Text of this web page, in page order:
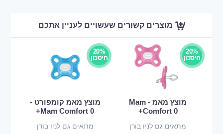
מוצרים קשורים שעשויים לעניין אתכם
20%
חיסכון
מוצץ מאמ - Mam
Comfort 0+
מתאים גם לניו בורן
20%
חיסכון
מוצץ מאמ קומפורט -
Mam Comfort 0+
מתאים גם לניו בורן